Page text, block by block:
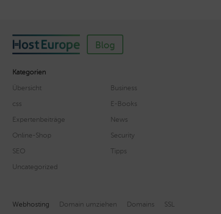
Blog
Kategorien
Übersicht
Business
css
E-Books
Expertenbeiträge
News
Online-Shop
Security
SEO
Tipps
Uncategorized
Webhosting Domain umziehen Domains SSL